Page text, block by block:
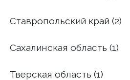
Ставропольский край (2)
Сахалинская область (1)
Тверская область (1)